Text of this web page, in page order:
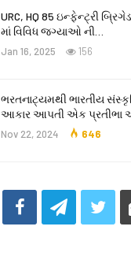
URC, HQ 85 ઇન્ફેન્ટ્રી
માં વિવિધ જગ્યાઓ ની…
Jan 16, 2025 156
ભરતનાટ્યમથી ભારતીય
આકાર આપતી એક પ્રતીભા
Nov 22, 2024 646